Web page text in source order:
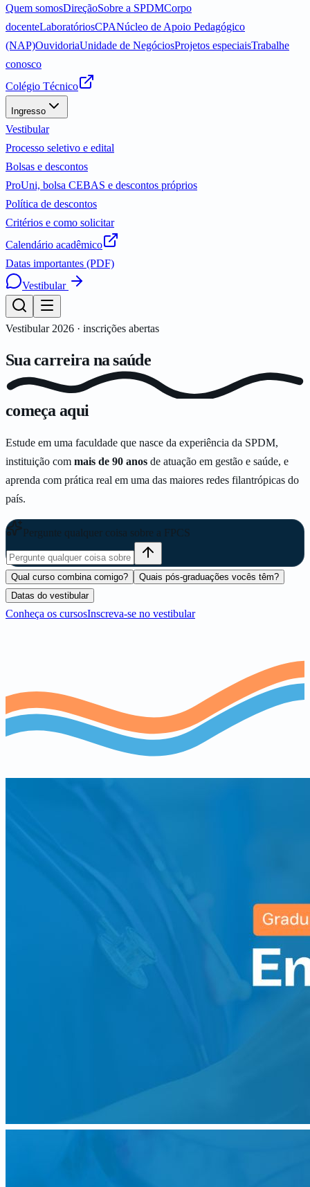
Quem somosDireçãoSobre a SPDMCorpo
docenteLaboratóriosCPANúcleo de Apoio Pedagógico
(NAP)OuvidoriaUnidade de NegóciosProjetos especiaisTrabalhe
conosco
Colégio Técnico
Ingresso
Vestibular
Processo seletivo e edital
Bolsas e descontos
ProUni, bolsa CEBAS e descontos próprios
Política de descontos
Critérios e como solicitar
Calendário acadêmico
Datas importantes (PDF)
Vestibular
Vestibular 2026 · inscrições abertas
Sua carreira na saúde
começa aqui
Estude em uma faculdade que nasce da experiência da SPDM,
instituição com mais de 90 anos de atuação em gestão e saúde, e
aprenda com prática real em uma das maiores redes filantrópicas do
país.
Pergunte qualquer coisa sobre a FPCS
Qual curso combina comigo?
Quais pós-graduações vocês têm?
Datas do vestibular
Conheça os cursosInscreva-se no vestibular